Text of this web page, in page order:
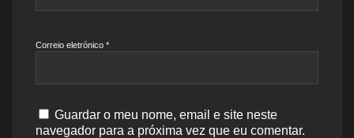
Correio eletrónico *
Guardar o meu nome, email e site neste
navegador para a próxima vez que eu comentar.